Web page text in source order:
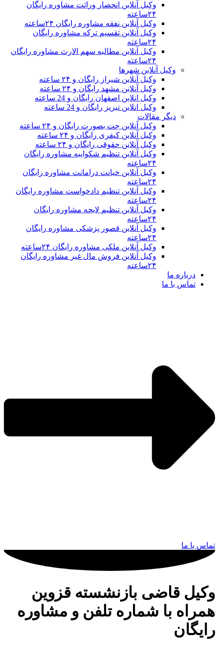
وکیل آنلاین انحصار وراثت مشاوره رایگان
وکیل آنلاین نفقه مشاوره رایگان ۲۴ساعته
وکیل آنلاین تقسیم ترکه مشاوره رایگان
وکیل آنلاین مطالبه سهم الارث مشاوره رایگان
وکیل آنلاین شهرها
وکیل آنلاین شیراز رایگان و ۲۴ ساعته
وکیل آنلاین مشهد رایگان و ۲۴ ساعته
وکیل انلاین اصفهان رایگان و 24 ساعته
وکیل انلاین تبریز رایگان و 24 ساعته
دیگر مقالات
وکیل آنلاین چت بصورت رایگان و ۲۴ ساعته
وکیل آنلاین کیفری رایگان و ۲۴ ساعته
وکیل آنلاین حقوقی رایگان و ۲۴ ساعته
وکیل آنلاین تنظیم شکواییه مشاوره رایگان
وکیل آنلاین خیانت درامانت مشاوره رایگان
وکیل آنلاین تنظیم دادخواست مشاوره رایگان
وکیل آنلاین تنظیم لایحه مشاوره رایگان
وکیل آنلاین قصور پزشکی مشاوره رایگان
وکیل آنلاین ملکی مشاوره رایگان ۲۴ساعته
وکیل آنلاین فروش مال غیر مشاوره رایگان
درباره ما
تماس با ما
با ما
قاضی بازنشسته قزوین
با شماره تلفن و مشاوره